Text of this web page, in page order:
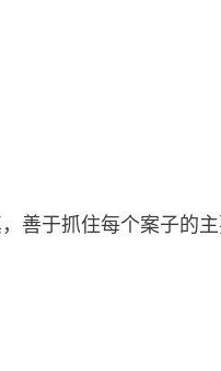
善于抓住每个案子的